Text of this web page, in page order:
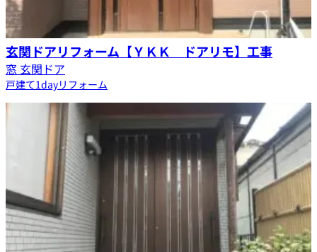
玄関ドアリフォーム【ＹＫＫ ドアリモ】工事
窓 玄関ドア
戸建て1dayリフォーム